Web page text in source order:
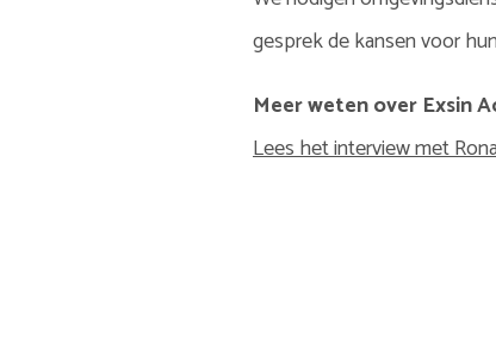
gesprek de kansen voor
Meer weten over Exsin
Lees het interview met